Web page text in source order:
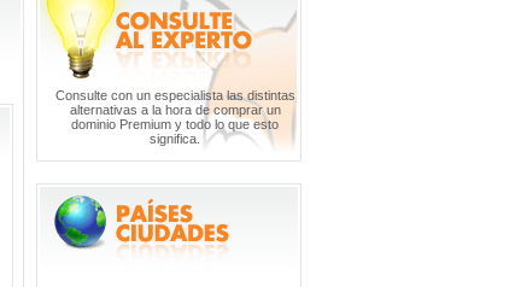
Consulte con un especialista las distintas
alternativas a la hora de comprar un
dominio Premium y todo lo que esto
significa.